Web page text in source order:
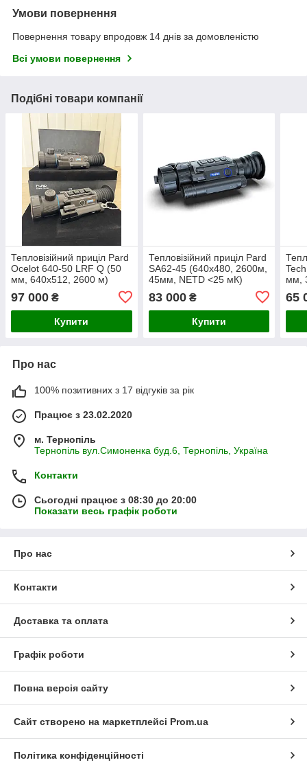
Умови повернення
Повернення товару впродовж 14 днів за домовленістю
Всі умови повернення
Подібні товари компанії
Тепловізійний приціл Pard
Ocelot 640-50 LRF Q (50
мм, 640х512, 2600 м)
97 000 ₴
Купити
Тепловізійний приціл Pard
SA62-45 (640х480, 2600м,
45мм, NETD <25 мК)
83 000₴
Купити
мм,
65
Про нас
100% позитивних з 17 відгуків за рік
Працює з 23.02.2020
м. Тернопіль
Тернопіль вул.Симоненка буд.6, Тернопіль, Україна
Контакти
Сьогодні працює з 08:30 до 20:00
Показати весь графік роботи
Про нас
Контакти
Доставка та оплата
Графік роботи
Повна версія сайту
Сайт створено на маркетплейсі Prom.ua
Політика конфіденційності